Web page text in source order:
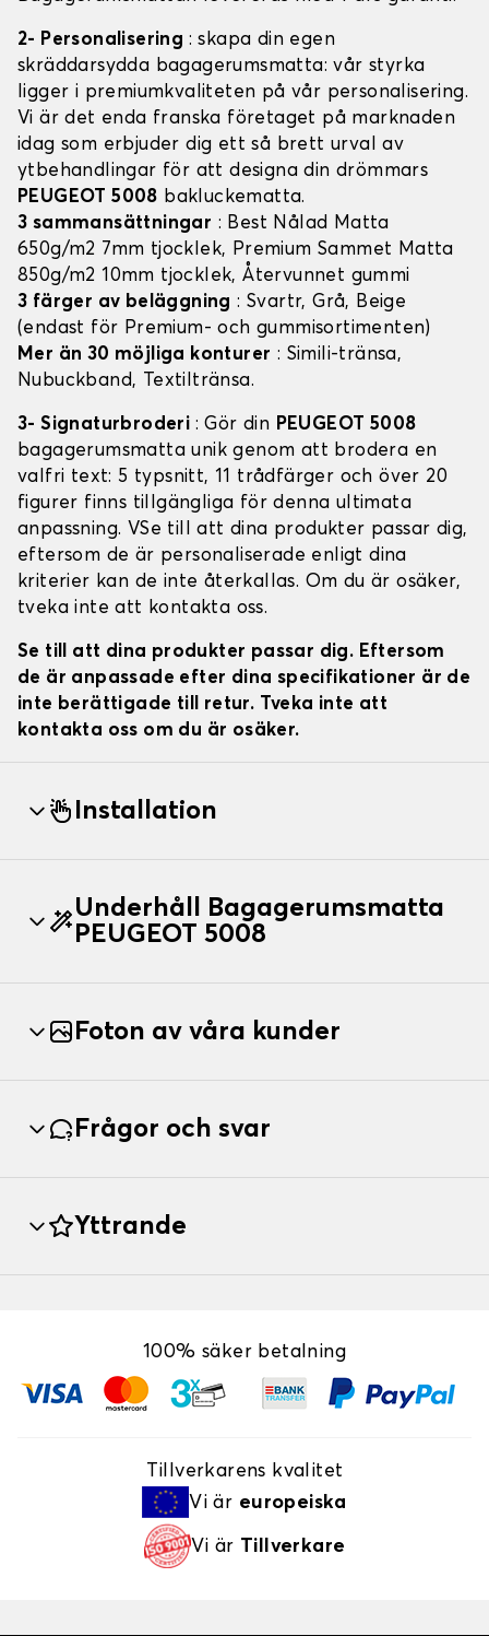
2- Personalisering : skapa din egen
skräddarsydda bagagerumsmatta: vår styrka
ligger i premiumkvaliteten på vår personalisering.
Vi är det enda franska företaget på marknaden
idag som erbjuder dig ett så brett urval av
ytbehandlingar för att designa din drömmars
PEUGEOT 5008 bakluckematta.
3 sammansättningar : Best Nålad Matta
650g/m2 7mm tjocklek, Premium Sammet Matta
850g/m2 10mm tjocklek, Återvunnet gummi
3 färger av beläggning : Svartr, Grå, Beige
(endast för Premium- och gummisortimenten)
Mer än 30 möjliga konturer : Simili-tränsa,
Nubuckband, Textiltränsa.
3- Signaturbroderi : Gör din PEUGEOT 5008
bagagerumsmatta unik genom att brodera en
valfri text: 5 typsnitt, 11 trådfärger och över 20
figurer finns tillgängliga för denna ultimata
anpassning. VSe till att dina produkter passar dig,
eftersom de är personaliserade enligt dina
kriterier kan de inte återkallas. Om du är osäker,
tveka inte att kontakta oss.
Se till att dina produkter passar dig. Eftersom
de är anpassade efter dina specifikationer är de
inte berättigade till retur. Tveka inte att
kontakta oss om du är osäker.
Installation
Underhåll Bagagerumsmatta
PEUGEOT 5008
Foton av våra kunder
Frågor och svar
Yttrande
100% säker betalning
Tillverkarens kvalitet
Vi är europeiska
Vi är Tillverkare